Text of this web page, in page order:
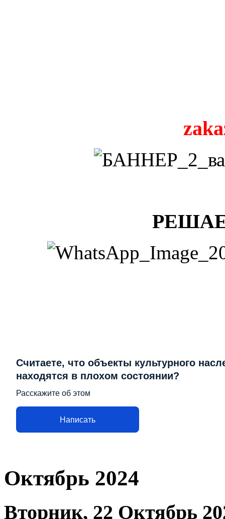
Считаете, что объекты культурного
находятся в плохом состоянии?
Расскажите об этом
Написать
Октябрь 2024
Вторник, 22 Октябрь